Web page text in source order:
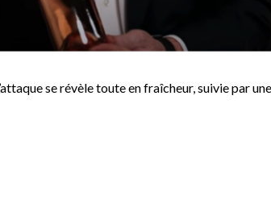
se révèle toute en fraîcheur, suivie par